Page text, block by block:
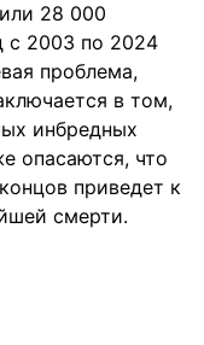
28 000
с 2003 по 2024
проблема,
в том,
инбредных
опасаются, что
приведет к
смерти.